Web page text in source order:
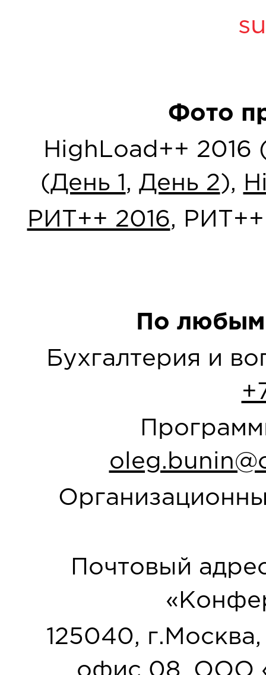
Фото
HighLoad++ 2016
(День 1 , День 2 ),
РИТ++ 2016,
По любым
Бухгалтерия и
Почтовый
125040, г.Москва,
офис 08, ООО